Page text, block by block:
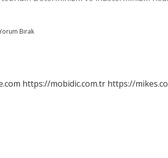
Bırak
https://mobidic.com.tr https://